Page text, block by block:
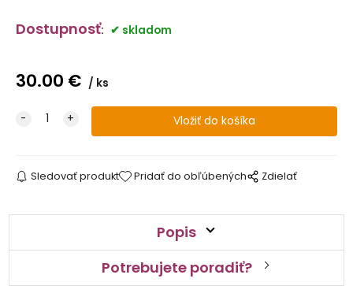
Dostupnosť: skladom
30.00 € ks
Sledovať produkt Pridať do obľúbených Zdielať
Popis
Potrebujete poradiť?